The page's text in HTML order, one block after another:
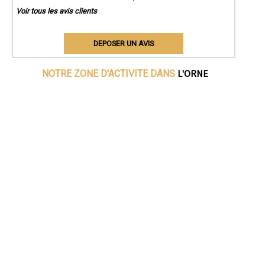
Voir tous les avis clients
DEPOSER UN AVIS
NOTRE ZONE D'ACTIVITE DANS L'ORNE